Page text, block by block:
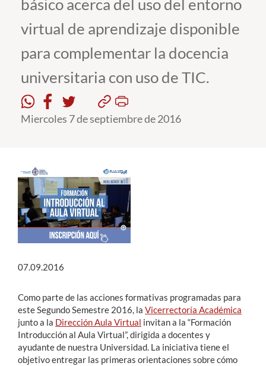
Postgrado
Formación Continua
Estudiantes
Académicos
English
básico acerca del uso del entorno
virtual de aprendizaje disponible
para complementar la docencia
universitaria con uso de TIC.
Miercoles 7 de septiembre de 2016
07.09.2016
Como parte de las acciones formativas programadas para
este Segundo Semestre 2016, la Vicerrectoría Académica
junto a la Dirección Aula Virtual invitan a la “Formación
Introducción al Aula Virtual”, dirigida a docentes y
ayudante de nuestra Universidad. La iniciativa tiene el
objetivo entregar las primeras orientaciones sobre cómo